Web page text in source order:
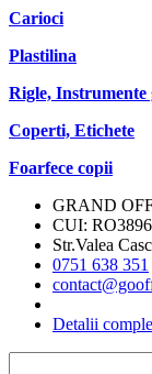
Carioci
Plastilina
Rigle, Instrumente
Coperti, Etichete
Foarfece copii
GRAND
CUI:
Str.Valea
0751 638 351
Detalii